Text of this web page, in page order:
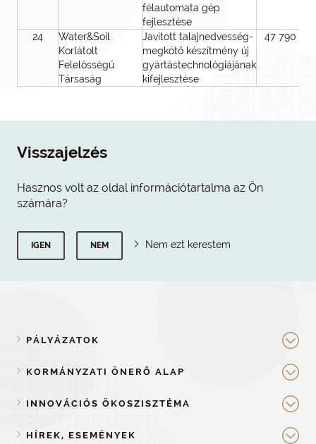
félautomata gép
fejlesztése
24
Water&Soil
Korlátolt
Felelősségű
Társaság
Javított talajnedvesség-
megkötő készítmény új
gyártástechnológiájának
kifejlesztése
47 790
Visszajelzés
Hasznos volt az oldal információtartalma az Ön
számára?
IGEN NEM Nem ezt kerestem
PÁLYÁZATOK
KORMÁNYZATI ÖNERŐ ALAP
INNOVÁCIÓS ÖKOSZISZTÉMA
HÍREK, ESEMÉNYEK